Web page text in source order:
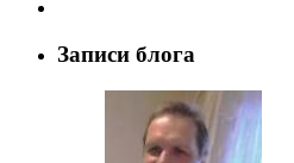
Записи блога